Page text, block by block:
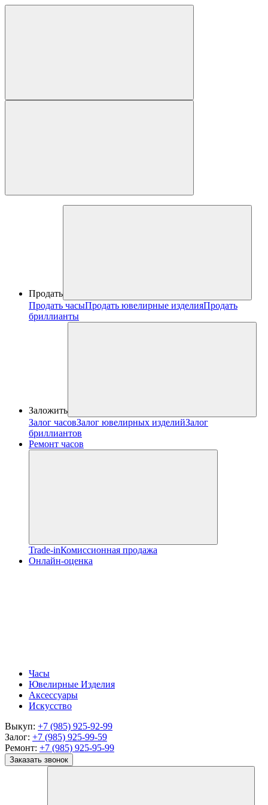
Продать
Продать часыПродать ювелирные изделияПродать
бриллианты
Заложить
Залог часовЗалог ювелирных изделийЗалог
бриллиантов
Ремонт часов
Trade-inКомиссионная продажа
Онлайн-оценка
Часы
Ювелирные Изделия
Аксессуары
Искусство
Выкуп: +7 (985) 925-92-99
Залог: +7 (985) 925-99-59
Ремонт: +7 (985) 925-95-99
Заказать звонок